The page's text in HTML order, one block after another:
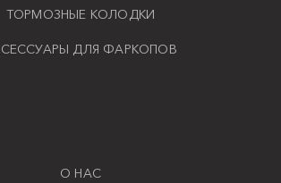
ТОРМОЗНЫЕ КОЛОДКИ
ДЛЯ ФАРКОПОВ
О НАС